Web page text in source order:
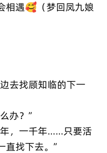
相遇🥰（梦回凤九娘
去找顾知临的下一
办？”
，一千年……只要活
直找下去。”